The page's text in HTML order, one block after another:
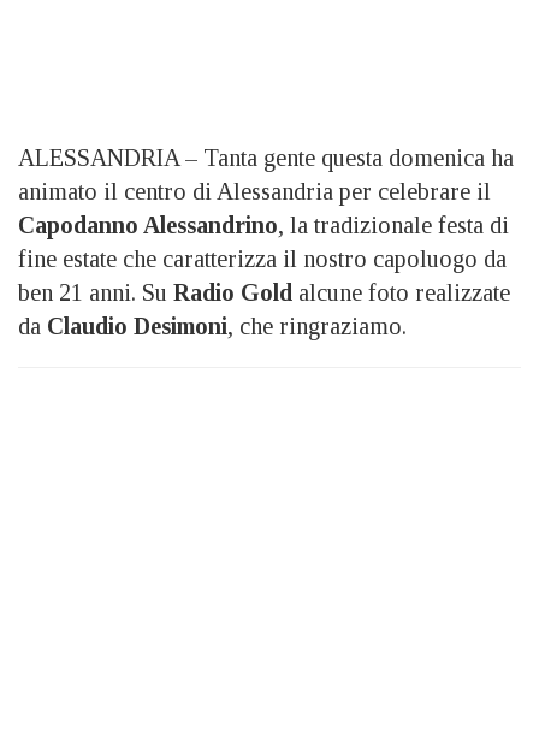
ALESSANDRIA – Tanta gente questa domenica ha
animato il centro di Alessandria per celebrare il
Capodanno Alessandrino, la tradizionale festa di
fine estate che caratterizza il nostro capoluogo da
ben 21 anni. Su Radio Gold alcune foto realizzate
da Claudio Desimoni, che ringraziamo.